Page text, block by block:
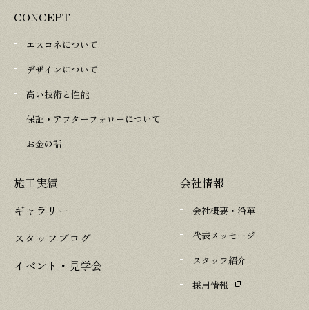
CONCEPT
エスコネについて
デザインについて
高い技術と性能
保証・アフターフォローについて
お金の話
施工実績
ギャラリー
スタッフブログ
イベント・見学会
会社情報
会社概要・沿革
代表メッセージ
スタッフ紹介
採用情報